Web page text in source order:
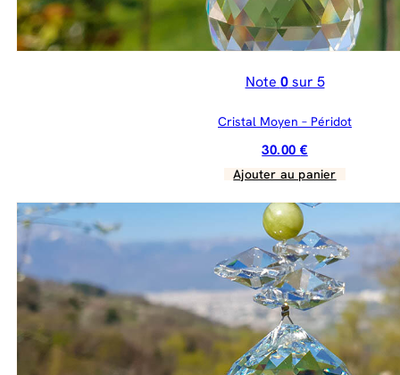
Note 0sur 5
Cristal Moyen – Péridot
30.00€
Ajouter au panier